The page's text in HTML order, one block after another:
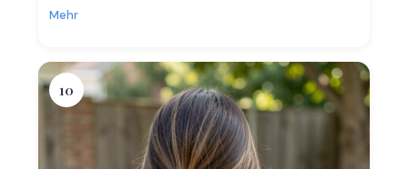
Mehr
10